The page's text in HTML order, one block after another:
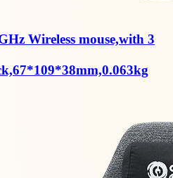
Wireless mouse,with 3